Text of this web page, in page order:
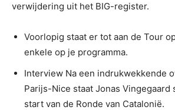
verwijdering uit het BIG-register.
Voorlopig staat er tot aan de Tour
enkele op je programma.
Interview Na een indrukwekkende
Parijs-Nice staat Jonas Vingegaard
start van de Ronde van Catalonië.